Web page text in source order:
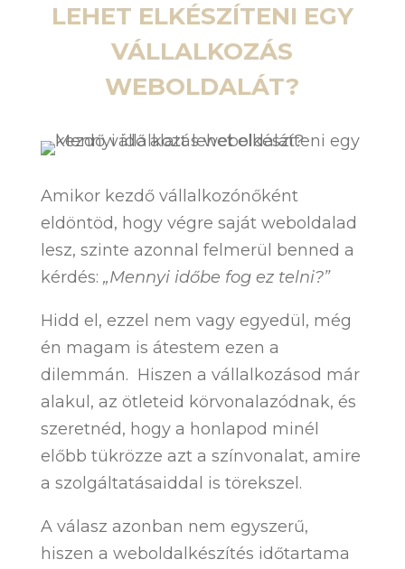
LEHET ELKÉSZÍTENI EGY
VÁLLALKOZÁS
WEBOLDALÁT?
Amikor kezdő vállalkozónőként
eldöntöd, hogy végre saját weboldalad
lesz, szinte azonnal felmerül benned a
kérdés: „Mennyi időbe fog ez telni?”
Hidd el, ezzel nem vagy egyedül, még
én magam is átestem ezen a
dilemmán. Hiszen a vállalkozásod már
alakul, az ötleteid körvonalazódnak, és
szeretnéd, hogy a honlapod minél
előbb tükrözze azt a színvonalat, amire
a szolgáltatásaiddal is törekszel.
A válasz azonban nem egyszerű,
hiszen a weboldalkészítés időtartama